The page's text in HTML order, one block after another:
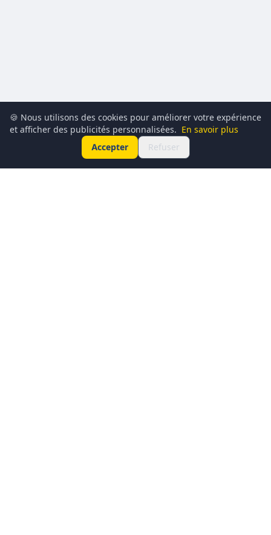
🍪 Nous utilisons des cookies pour améliorer votre expérience
et afficher des publicités personnalisées. En savoir plus
Accepter
Refuser